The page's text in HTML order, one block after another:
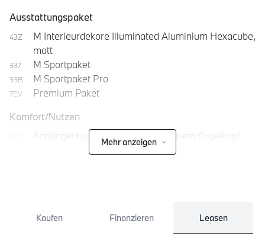
Ausstattungspaket
43Z
M Interieurdekore Illuminated Aluminium Hexacube,
matt
337 M Sportpaket
33B M Sportpaket Pro
7EV
Premium Paket
Komfort/Nutzen
Anhängerkupplung mit abnehmbarem Kugelkopf
Durchladesystem
Mehr anzeigen
Kaufen Finanzieren Leasen